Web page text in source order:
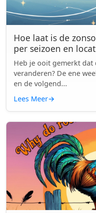
Hoe laat is de
per seizoen en
Heb je ooit gemerkt
veranderen? De ene
en de volgend...
Lees Meer→